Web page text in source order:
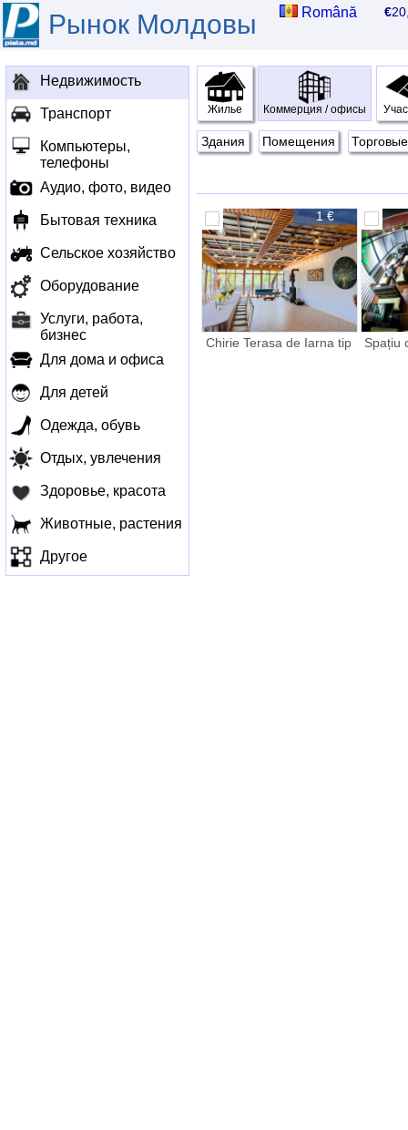
Рынок Молдовы Română €
Недвижимость
Транспорт
Компьютеры,
телефоны
Аудио, фото, видео
Бытовая техника
Сельское хозяйство
Оборудование
Услуги, работа,
бизнес
Для дома и офиса
Для детей
Одежда, обувь
Отдых, увлечения
Здоровье, красота
Животные, растения
Другое
Жилье Коммерция / офисы
Здания Помещения
1 €
Chirie Terasa de Iarna tip
Spațiu